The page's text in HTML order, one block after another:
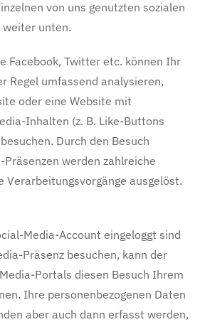
von uns genutzten sozialen
weiter unten.
Facebook, Twitter etc. können Ihr
Regel umfassend analysieren,
oder eine Website mit
Inhalten (z. B. Like-Buttons
Durch den Besuch
werden zahlreiche
Verarbeitungsvorgänge ausgelöst.
Media-Account eingeloggt sind
Präsenz besuchen, kann der
Portals diesen Besuch Ihrem
Ihre personenbezogenen Daten
aber auch dann erfasst werden,